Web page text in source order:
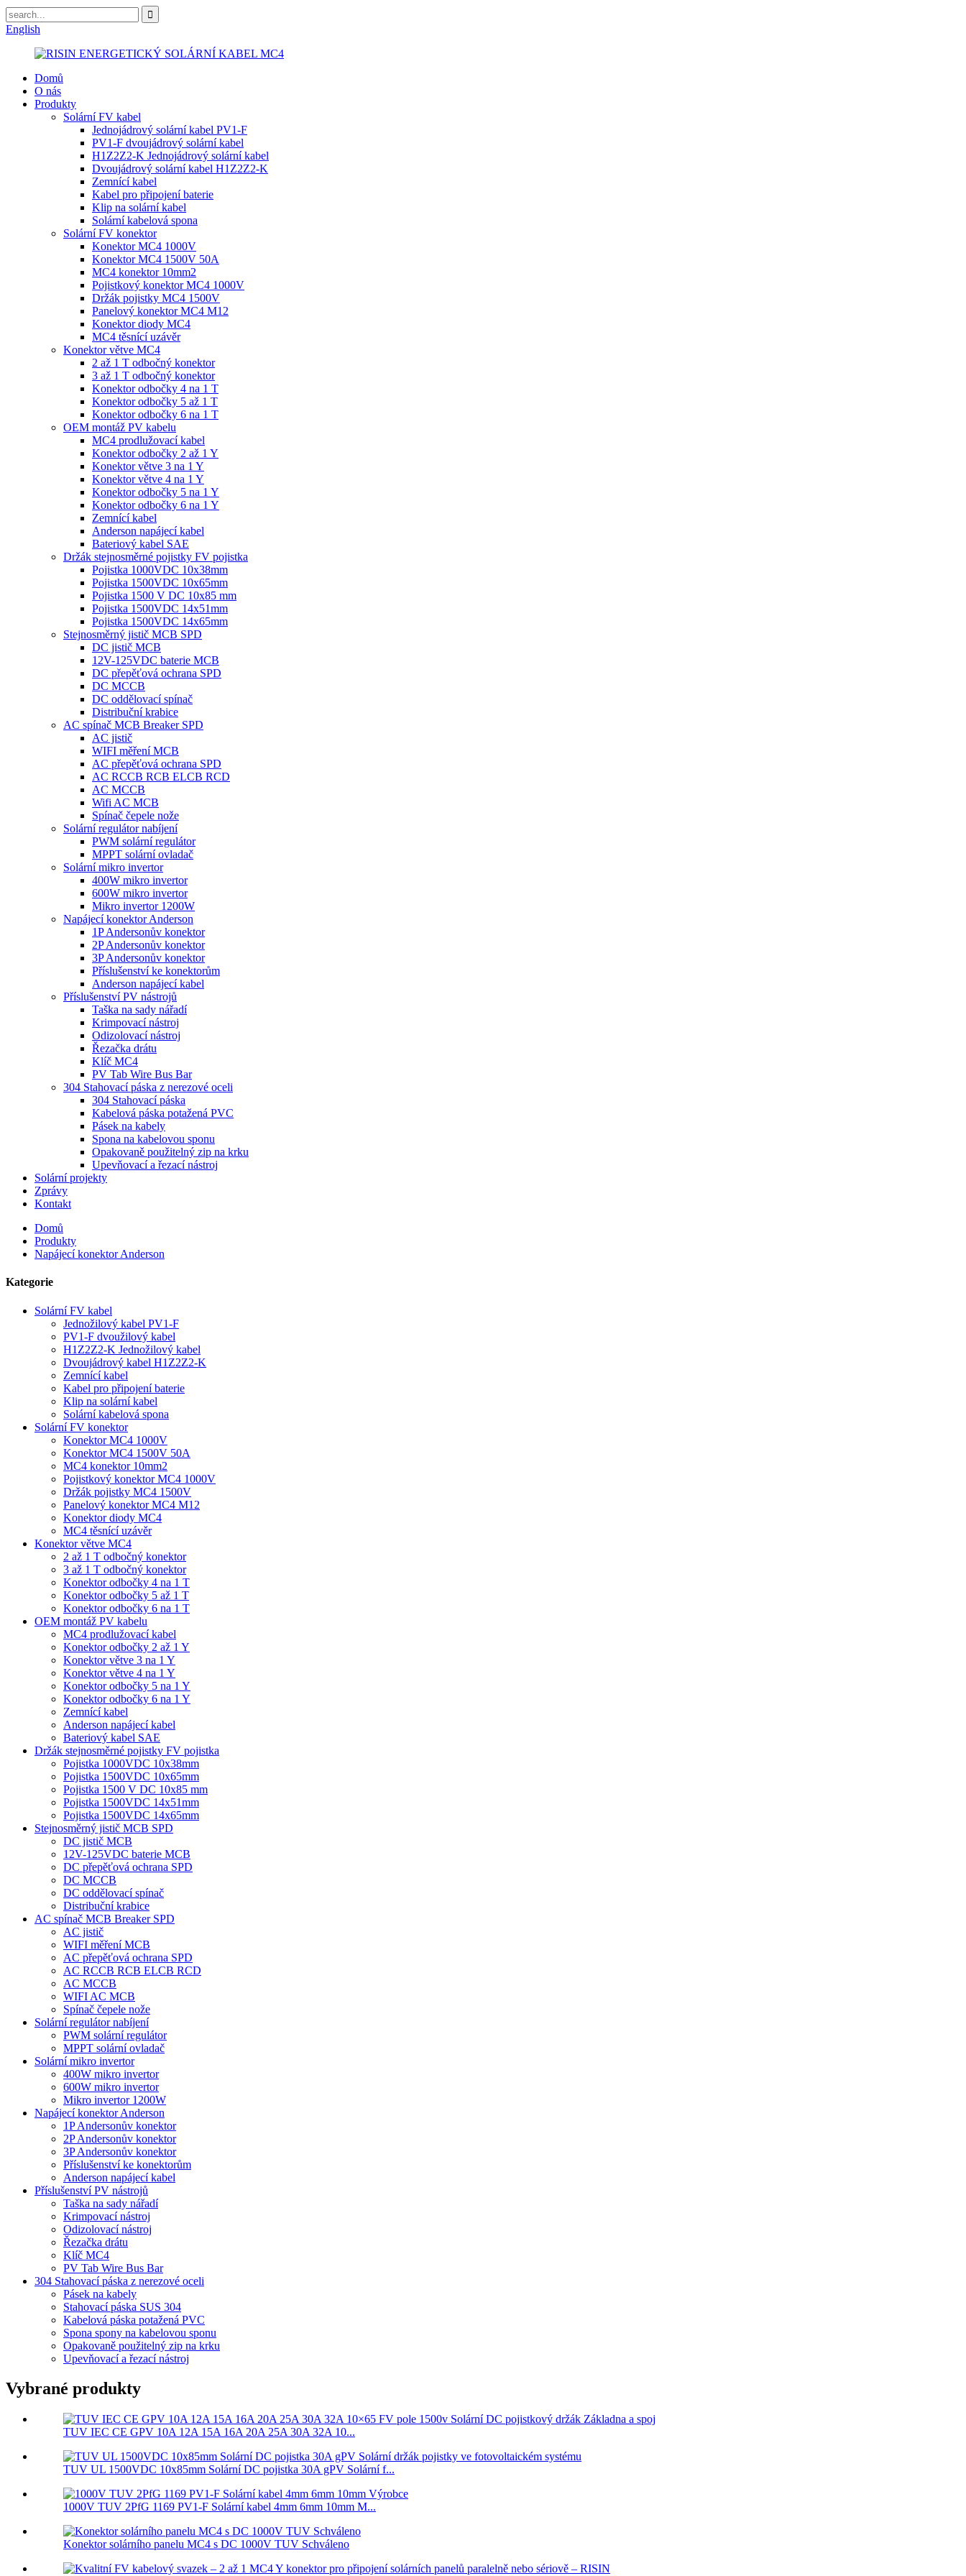
English
Domů
O nás
Produkty
Solární FV kabel
Jednojádrový solární kabel PV1-F
PV1-F dvoujádrový solární kabel
H1Z2Z2-K Jednojádrový solární kabel
Dvoujádrový solární kabel H1Z2Z2-K
Zemnící kabel
Kabel pro připojení baterie
Klip na solární kabel
Solární kabelová spona
Solární FV konektor
Konektor MC4 1000V
Konektor MC4 1500V 50A
MC4 konektor 10mm2
Pojistkový konektor MC4 1000V
Držák pojistky MC4 1500V
Panelový konektor MC4 M12
Konektor diody MC4
MC4 těsnící uzávěr
Konektor větve MC4
2 až 1 T odbočný konektor
3 až 1 T odbočný konektor
Konektor odbočky 4 na 1 T
Konektor odbočky 5 až 1 T
Konektor odbočky 6 na 1 T
OEM montáž PV kabelu
MC4 prodlužovací kabel
Konektor odbočky 2 až 1 Y
Konektor větve 3 na 1 Y
Konektor větve 4 na 1 Y
Konektor odbočky 5 na 1 Y
Konektor odbočky 6 na 1 Y
Zemnící kabel
Anderson napájecí kabel
Bateriový kabel SAE
Držák stejnosměrné pojistky FV pojistka
Pojistka 1000VDC 10x38mm
Pojistka 1500VDC 10x65mm
Pojistka 1500 V DC 10x85 mm
Pojistka 1500VDC 14x51mm
Pojistka 1500VDC 14x65mm
Stejnosměrný jistič MCB SPD
DC jistič MCB
12V-125VDC baterie MCB
DC přepěťová ochrana SPD
DC MCCB
DC oddělovací spínač
Distribuční krabice
AC spínač MCB Breaker SPD
AC jistič
WIFI měření MCB
AC přepěťová ochrana SPD
AC RCCB RCB ELCB RCD
AC MCCB
Wifi AC MCB
Spínač čepele nože
Solární regulátor nabíjení
PWM solární regulátor
MPPT solární ovladač
Solární mikro invertor
400W mikro invertor
600W mikro invertor
Mikro invertor 1200W
Napájecí konektor Anderson
1P Andersonův konektor
2P Andersonův konektor
3P Andersonův konektor
Příslušenství ke konektorům
Anderson napájecí kabel
Příslušenství PV nástrojů
Taška na sady nářadí
Krimpovací nástroj
Odizolovací nástroj
Řezačka drátu
Klíč MC4
PV Tab Wire Bus Bar
304 Stahovací páska z nerezové oceli
304 Stahovací páska
Kabelová páska potažená PVC
Pásek na kabely
Spona na kabelovou sponu
Opakovaně použitelný zip na krku
Upevňovací a řezací nástroj
Solární projekty
Zprávy
Kontakt
Domů
Produkty
Napájecí konektor Anderson
Kategorie
Solární FV kabel
Jednožilový kabel PV1-F
PV1-F dvoužilový kabel
H1Z2Z2-K Jednožilový kabel
Dvoujádrový kabel H1Z2Z2-K
Zemnící kabel
Kabel pro připojení baterie
Klip na solární kabel
Solární kabelová spona
Solární FV konektor
Konektor MC4 1000V
Konektor MC4 1500V 50A
MC4 konektor 10mm2
Pojistkový konektor MC4 1000V
Držák pojistky MC4 1500V
Panelový konektor MC4 M12
Konektor diody MC4
MC4 těsnící uzávěr
Konektor větve MC4
2 až 1 T odbočný konektor
3 až 1 T odbočný konektor
Konektor odbočky 4 na 1 T
Konektor odbočky 5 až 1 T
Konektor odbočky 6 na 1 T
OEM montáž PV kabelu
MC4 prodlužovací kabel
Konektor odbočky 2 až 1 Y
Konektor větve 3 na 1 Y
Konektor větve 4 na 1 Y
Konektor odbočky 5 na 1 Y
Konektor odbočky 6 na 1 Y
Zemnící kabel
Anderson napájecí kabel
Bateriový kabel SAE
Držák stejnosměrné pojistky FV pojistka
Pojistka 1000VDC 10x38mm
Pojistka 1500VDC 10x65mm
Pojistka 1500 V DC 10x85 mm
Pojistka 1500VDC 14x51mm
Pojistka 1500VDC 14x65mm
Stejnosměrný jistič MCB SPD
DC jistič MCB
12V-125VDC baterie MCB
DC přepěťová ochrana SPD
DC MCCB
DC oddělovací spínač
Distribuční krabice
AC spínač MCB Breaker SPD
AC jistič
WIFI měření MCB
AC přepěťová ochrana SPD
AC RCCB RCB ELCB RCD
AC MCCB
WIFI AC MCB
Spínač čepele nože
Solární regulátor nabíjení
PWM solární regulátor
MPPT solární ovladač
Solární mikro invertor
400W mikro invertor
600W mikro invertor
Mikro invertor 1200W
Napájecí konektor Anderson
1P Andersonův konektor
2P Andersonův konektor
3P Andersonův konektor
Příslušenství ke konektorům
Anderson napájecí kabel
Příslušenství PV nástrojů
Taška na sady nářadí
Krimpovací nástroj
Odizolovací nástroj
Řezačka drátu
Klíč MC4
PV Tab Wire Bus Bar
304 Stahovací páska z nerezové oceli
Pásek na kabely
Stahovací páska SUS 304
Kabelová páska potažená PVC
Spona spony na kabelovou sponu
Opakovaně použitelný zip na krku
Upevňovací a řezací nástroj
Vybrané produkty
TUV IEC CE GPV 10A 12A 15A 16A 20A 25A 30A 32A 10...
TUV UL 1500VDC 10x85mm Solární DC pojistka 30A gPV Solární f...
1000V TUV 2PfG 1169 PV1-F Solární kabel 4mm 6mm 10mm M...
Konektor solárního panelu MC4 s DC 1000V TUV Schváleno